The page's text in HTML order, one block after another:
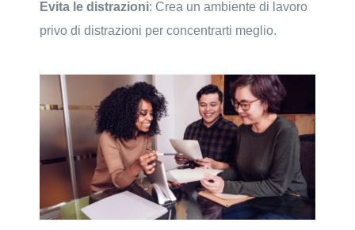
Evita le distrazioni: Crea un ambiente di lavoro
privo di distrazioni per concentrarti meglio.